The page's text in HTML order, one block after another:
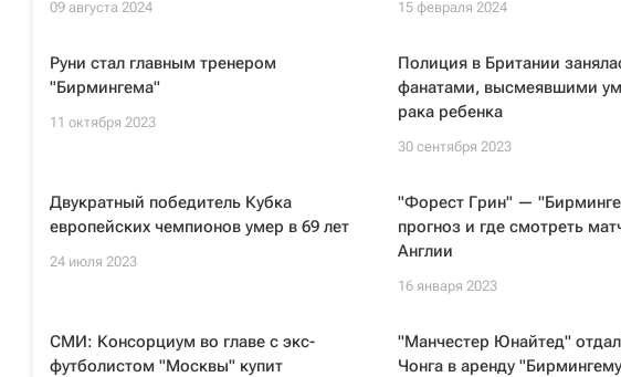
09 августа 2024 15 февраля 2024
Руни стал главным тренером
"Бирмингема"
11 октября 2023
Полиция в Британии
фанатами, высмеявшими
рака ребенка
30 сентября 2023
Двукратный победитель Кубка
европейских чемпионов умер в 69 лет
24 июля 2023
"Форест Грин" —
прогноз и где смотреть
Англии
16 января 2023
СМИ: Консорциум во главе с экс-
футболистом "Москвы" купит
"Манчестер Юнайтед"
Чонга в аренду